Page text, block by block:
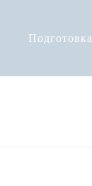
Подготовка